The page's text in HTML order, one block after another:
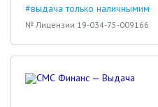
#выдача только наличнымим
№ Лицензии 19-034-75-009166